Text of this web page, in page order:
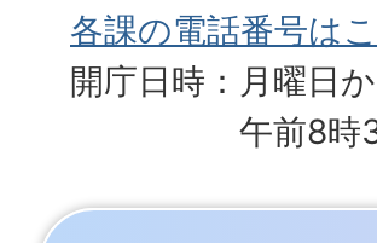
各課の電話番号は
開庁日時：月曜日
午前8時